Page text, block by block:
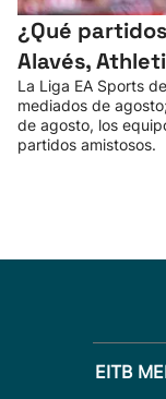
¿Qué
Alavés,
La Liga EA Sports
mediados de
de agosto, los
partidos amistosos.
EITB